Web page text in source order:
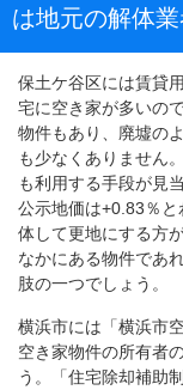
は地元の解体
保土ケ谷区には賃貸
宅に空き家が多いの
物件もあり、廃墟の
も少なくありません
も利用する手段が見
公示地価は+0.83％
体して更地にする方
なかにある物件であ
肢の一つでしょう。
横浜市には「横浜市
空き家物件の所有者
う。「住宅除却補助